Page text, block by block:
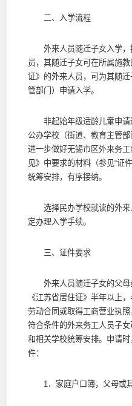
二、入学流程
外来人员随迁子女入学，
员，其随迁子女可在所属施
证》的外来人员，可为其随
管部门）申请入学。
非起始年级适龄儿童申请
公办学校（街道、教育主管
进一步做好无锡市区外来务
见》中要求的材料（参见“证
统筹安排，有序接纳。
选择民办学校就读的外来
定办理入学手续。
三、证件要求
外来人员随迁子女的父母
《江苏省居住证》半年以上
劳动合同或取得工商营业执照
符合条件的外来务工人员子
和相关学校统筹安排。申请
件：
1．家庭户口簿，父母或其